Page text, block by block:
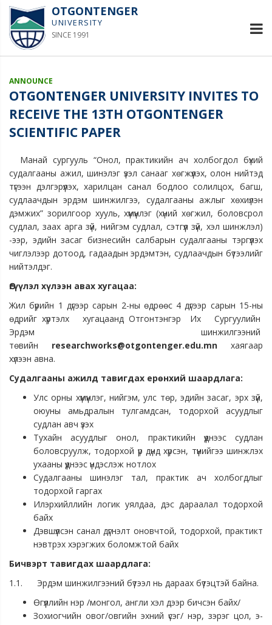
OTGONTENGER
UNIVERSITY
SINCE 1991
ANNOUNCE
OTGONTENGER UNIVERSITY INVITES TO
RECEIVE THE 13TH OTGONTENGER
SCIENTIFIC PAPER
Манай сургууль “Онол, практикийн ач холбогдол бүхий
судалгааны ажил, шинэлэг үзэл санааг хөгжүүлэх, олон нийтэд
түгээн дэлгэрүүлэх, харилцан санал бодлоо солилцох, багш,
судлаачдын эрдэм шинжилгээ, судалгааны ажлыг хөхиүлэн
дэмжих” зорилгоор хууль, хүмүүнлэг (хүний хөгжил, боловсрол
судлал, заах арга зүй, нийгэм судлал, сэтгүүл зүй, хэл шинжлэл)
-ээр, эдийн засаг бизнесийн салбарын судалгааны тэргүүлэх
чиглэлээр дотоод, гадаадын эрдэмтэн, судлаачдын бүтээлийг
нийтэлдэг.
Өгүүлэл хүлээн авах хугацаа:
Жил бүрийн 1 дүгээр сарын 2-ны өдрөөс 4 дүгээр сарын 15-ны
өдрийг хүртэлх хугацаанд Отгонтэнгэр Их Сургуулийн
Эрдэм шинжилгээний
төвийн researchworks@otgontenger.edu.mn хаягаар
хүлээн авна.
Судалгааны ажилд тавигдах ерөнхий шаардлага:
Улс орны хүмүүнлэг, нийгэм, улс төр, эдийн засаг, эрх зүй,
оюуны амьдралын тулгамдсан, тодорхой асуудлыг
судлан авч үзэх
Тухайн асуудлыг онол, практикийн үүднээс судлан
боловсруулж, тодорхой үр дүнд хүрсэн, түүнийгээ шинжлэх
ухааны үүднээс үндэслэж нотлох
Судалгааны шинэлэг тал, практик ач холбогдлыг
тодорхой гаргах
Илэрхийллийн логик уялдаа, дэс дараалал тодорхой
байх
Дэвшүүлсэн санал дүгнэлт оновчтой, тодорхой, практикт
нэвтрэх хэрэгжих боломжтой байх
Бичвэрт тавигдах шаардлага:
1.1. Эрдэм шинжилгээний бүтээл нь дараах бүтэцтэй байна.
Өгүүллийн нэр /монгол, англи хэл дээр бичсэн байх/
Зохиогчийн овог/овгийн эхний үсэг/ нэр, зэрэг цол, э-